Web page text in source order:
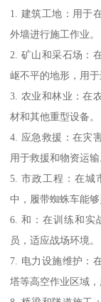
1. 建筑工地：用于
外墙进行施工作业。
2. 矿山和采石场：
岖不平的地形，用于
3. 农业和林业：在
材和其他重型设备。
4. 应急救援：在灾
用于救援和物资运输
5. 市政工程：在城
中，履带蜘蛛车能
6. 和：在训练和实
员，适应战场环境。
7. 电力设施维护：
塔等高空作业区域，